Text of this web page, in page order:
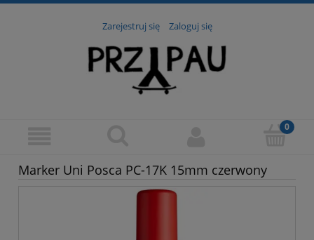
Zarejestruj się Zaloguj się
Marker Uni Posca PC-17K 15mm czerwony